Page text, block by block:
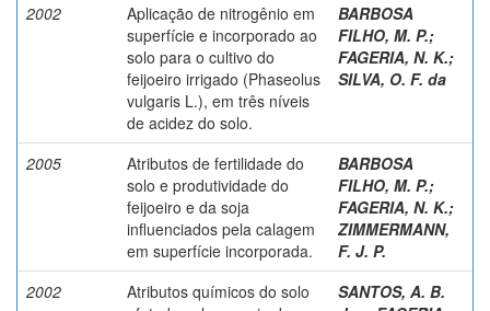
2002
Aplicação de nitrogênio em
superfície e incorporado ao
solo para o cultivo do
feijoeiro irrigado (Phaseolus
vulgaris L.), em três níveis
de acidez do solo.
BARBOSA
FILHO, M. P.;
FAGERIA, N. K.;
SILVA, O. F. da
2005
Atributos de fertilidade do
solo e produtividade do
feijoeiro e da soja
influenciados pela calagem
em superfície incorporada.
BARBOSA
FILHO, M. P.;
FAGERIA, N. K.;
ZIMMERMANN,
F. J. P.
2002
Atributos químicos do solo
SANTOS, A. B.